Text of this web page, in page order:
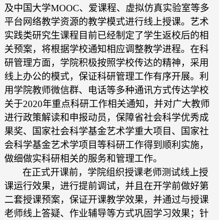
及中国大学MOOC、爱课程、虚拟仿真实验室等多
平台网络教学资源的教学模式进行线上授课。艺术
实践类研究生课程目前已经制定了学生返校后的相
关预案，将根据学校通知相应调整教学进程。在科
研管理方面，学院积极按照学校传达的精神，采用
线上办公的模式，保证科研管理工作有序开展。利
用学院教师微信群、电话等多种通讯方式传达学校
关于2020年重点科研工作相关通知，并对广大教师
进行政策解读和申报动员，保障省社会科学优秀成
果奖、国家社会科学基金艺术学重大项目、国家社
会科学基金艺术学项目等科研工作得到顺利实施，
做细做实科研相关的服务和管理工作。
在正式开课前，学院组织授课老师测试线上授
课运行效果，进行提前调试，并且在开学前做好第
二套授课预案，保证开课教学效果，并通过与授课
老师线上答疑、作业辅导等方式巩固学习效果；针